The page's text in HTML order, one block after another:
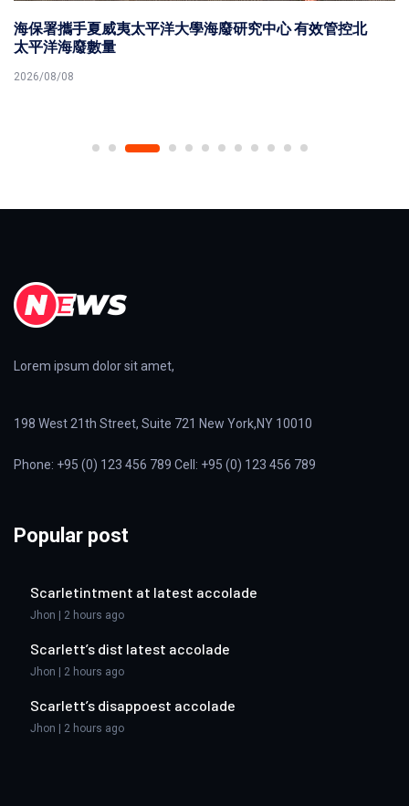
海保署攜手夏威夷太平洋大學海廢研究中心 有效管控北
太平洋海廢數量
2026/08/08
Lorem ipsum dolor sit amet,
198 West 21th Street, Suite 721 New York,NY 10010
Phone: +95 (0) 123 456 789 Cell: +95 (0) 123 456 789
Popular post
Scarletintment at latest accolade
Jhon | 2 hours ago
Scarlett’s dist latest accolade
Jhon | 2 hours ago
Scarlett’s disappoest accolade
Jhon | 2 hours ago